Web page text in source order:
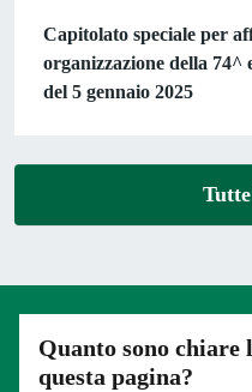
Capitolato speciale per
organizzazione della 74^
del 5 gennaio 2025
Quanto sono
questa pagina?